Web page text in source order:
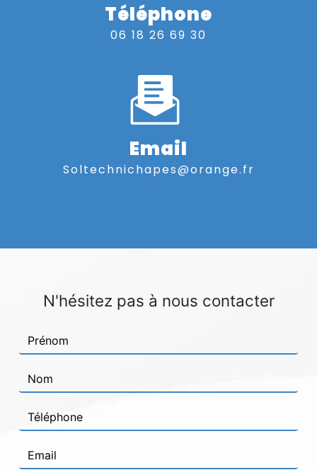
Téléphone
06 18 26 69 30
Email
soltechnichapes@orange.fr
N'hésitez pas à nous contacter